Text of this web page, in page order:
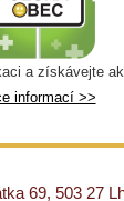
a získávejte
informací >>
69, 503 27